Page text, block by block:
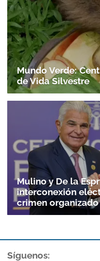
Mundo Verde:
de Vida Silvestre
Mulino y De la
interconexión
crimen organizado
Síguenos: